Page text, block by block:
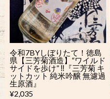
令和7BYしぼりたて！徳島
県【三芳菊酒造】“ワイルド
サイドを歩け” ‼︎『三芳菊 キ
ットカット 純米吟醸 無濾過
生原酒』
¥2,035